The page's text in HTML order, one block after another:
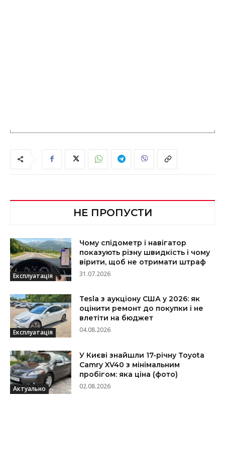
НЕ ПРОПУСТИ
Експлуатація
Чому спідометр і навігатор
показують різну швидкість і чому
вірити, щоб не отримати штраф
31.07.2026
Експлуатація
Tesla з аукціону США у 2026: як
оцінити ремонт до покупки і не
влетіти на бюджет
04.08.2026
Актуально
У Києві знайшли 17-річну Toyota
Camry XV40 з мінімальним
пробігом: яка ціна (фото)
02.08.2026